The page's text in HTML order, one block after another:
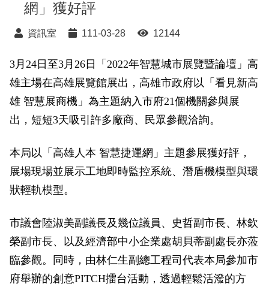
網」獲好評
資訊室 111-03-28 12144
3月24日至3月26日「2022年智慧城市展覽暨論壇」高
雄主場在高雄展覽館展出，高雄市政府以「看見新高
雄 智慧展商機」為主題納入市府21個機關參與展
出，短短3天吸引許多廠商、民眾參觀洽詢。
本局以「高雄人本 智慧捷運網」主題參展獲好評，
展場現場並展示工地即時監控系統、潛盾機模型與環
狀輕軌模型。
市議會陸淑美副議長及幾位議員、史哲副市長、林欽
榮副市長、以及經濟部中小企業處胡貝蒂副處長亦蒞
臨參觀。同時，由林仁生副總工程司代表本局參加市
府舉辦的創意PITCH擂台活動，透過輕鬆活潑的方